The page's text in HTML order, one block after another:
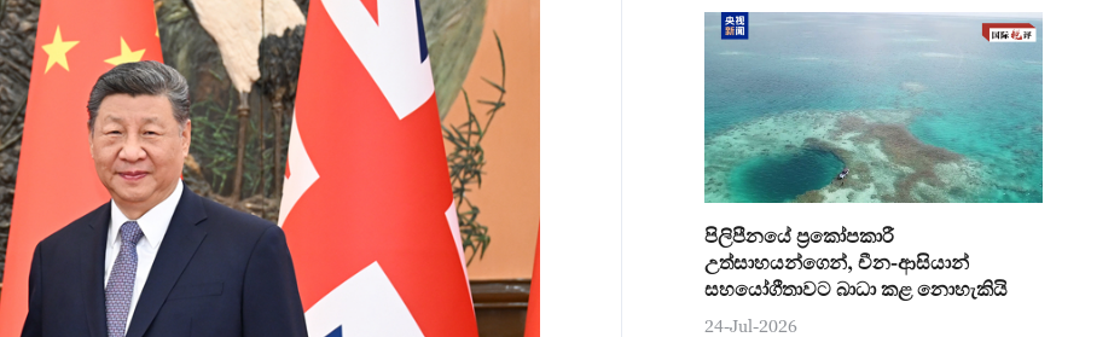
පිලිපීනයේ ප්‍රකෝපකාරී
උත්සාහයන්ගෙන්, චීන-ආසියාන්
සහයෝගීතාවට බාධා කළ නොහැකියි
24-Jul-2026